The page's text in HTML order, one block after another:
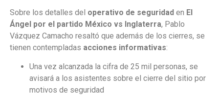
Sobre los detalles del operativo de seguridad en El
Ángel por el partido México vs Inglaterra, Pablo
Vázquez Camacho resaltó que además de los cierres, se
tienen contempladas acciones informativas:
Una vez alcanzada la cifra de 25 mil personas, se
avisará a los asistentes sobre el cierre del sitio por
motivos de seguridad